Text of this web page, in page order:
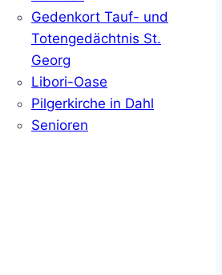
Gedenkort Tauf- und
Totengedächtnis St.
Georg
Libori-Oase
Pilgerkirche in Dahl
Senioren